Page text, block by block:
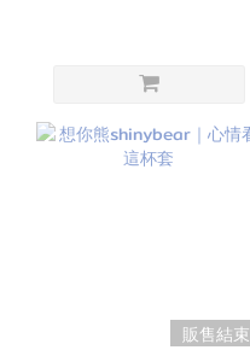
販售結束